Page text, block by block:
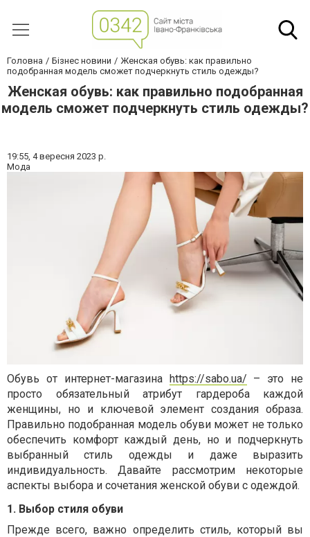
Головна Бізнес новини
Женская обувь: как правильно
подобранная модель сможет подчеркнуть стиль одежды?
Женская обувь: как правильно подобранная
модель сможет подчеркнуть стиль одежды?
19:55, 4 вересня 2023 р.
Мода
Обувь от интернет-магазина https://sabo.ua/ – это не
просто обязательный атрибут гардероба каждой
женщины, но и ключевой элемент создания образа.
Правильно подобранная модель обуви может не только
обеспечить комфорт каждый день, но и подчеркнуть
выбранный стиль одежды и даже выразить
индивидуальность. Давайте рассмотрим некоторые
аспекты выбора и сочетания женской обуви с одеждой.
1. Выбор стиля обуви
Прежде всего, важно определить стиль, который вы